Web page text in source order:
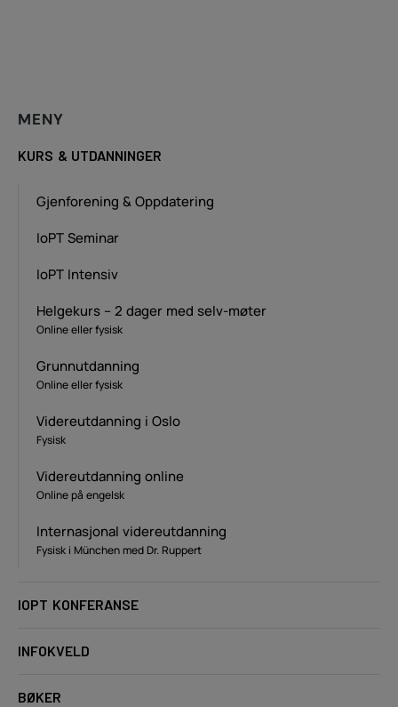
MENY
KURS & UTDANNINGER
Gjenforening & Oppdatering
IoPT Seminar
IoPT Intensiv
Helgekurs – 2 dager med selv-møter
Online eller fysisk
Grunnutdanning
Online eller fysisk
Videreutdanning i Oslo
Fysisk
Videreutdanning online
Online på engelsk
Internasjonal videreutdanning
Fysisk i München med Dr. Ruppert
IOPT KONFERANSE
INFOKVELD
BØKER